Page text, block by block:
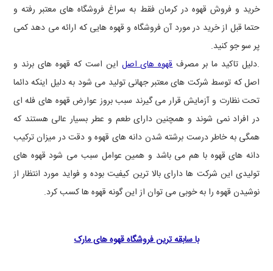
خرید و فروش قهوه در کرمان فقط به سراغ فروشگاه های معتبر رفته و
حتما قبل از خرید در مورد آن فروشگاه و قهوه هایی که ارائه می دهد کمی
پر سو جو کنید.
.دلیل تاکید ما بر مصرفقهوه های اصل این است که قهوه های برند و
اصل که توسط شرکت های معتبر جهانی تولید می شود به دلیل اینکه دائما
تحت نظارت و آزمایش قرار می گیرند سبب بروز عوارض قهوه های فله ای
در افراد نمی شوند و همچنین دارای طعم و عطر بسیار عالی هستند که
همگی به خاطر درست برشته شدن دانه های قهوه و دقت در میزان ترکیب
دانه های قهوه با هم می باشد و همین عوامل سبب می شود قهوه های
تولیدی این شرکت ها دارای بالا ترین کیفیت بوده و فواید مورد انتظار از
نوشیدن قهوه را به خوبی می توان از این گونه قهوه ها کسب کرد.
با سابقه ترین فروشگاه قهوه های مارک